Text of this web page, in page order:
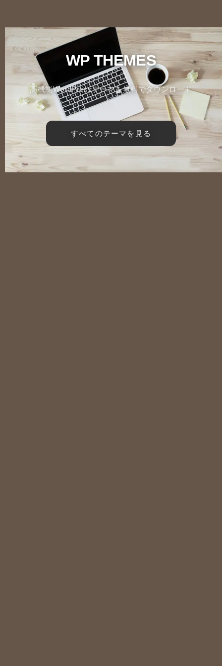
WP THEMES
高機能WordPressテーマを無料でダウンロード
すべてのテーマを見る